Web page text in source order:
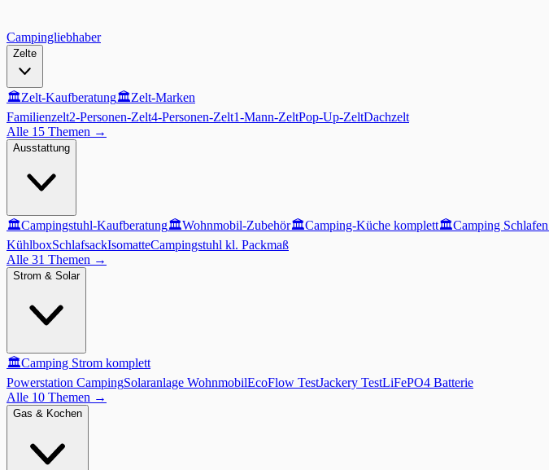
Campingliebhaber
Zelte
🏛️Zelt-Kaufberatung🏛️Zelt-Marken
Familienzelt2-Personen-Zelt4-Personen-Zelt1-Mann-ZeltPop-Up-ZeltDachzelt
Alle 15 Themen →
Ausstattung
🏛️Campingstuhl-Kaufberatung🏛️Wohnmobil-Zubehör🏛️Camping-Küche komplett🏛️Camping Schlafen
KühlboxSchlafsackIsomatteCampingstuhl kl. Packmaß
Alle 31 Themen →
Strom & Solar
🏛️Camping Strom komplett
Powerstation CampingSolaranlage WohnmobilEcoFlow TestJackery TestLiFePO4 Batterie
Alle 10 Themen →
Gas & Kochen